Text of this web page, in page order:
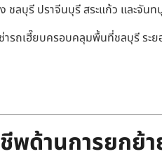
ชลบุรี ปราจีนบุรี สระแก้ว และจัน
รถเฮี๊ยบครอบคลุมพื้นที่ชลบุรี ระ
พด้านการยก